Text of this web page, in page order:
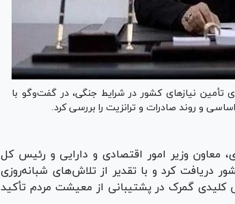
تأمین نیاز‌های کشور در شرایط جنگی، در گفت‌و‌گو با
و روند صادرات و ترانزیت را بررسی کرد.
معاون وزیر امور اقتصادی و دارایی و رئیس کل
دریافت کرد و با تقدیر از تلاش‌های شبانه‌روزی
کلیدی گمرک در پشتیبانی از معیشت مردم تأکید